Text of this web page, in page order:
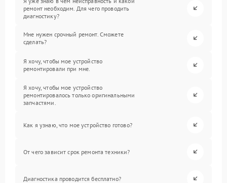
ремонт необходим. Для чего проводить
диагностику?
Мне нужен срочный ремонт. Сможете
сделать?
Я хочу, чтобы мое устройство
ремонтировали при мне.
Я хочу, чтобы мое устройство
ремонтировалось только оригинальными
запчастями.
Как я узнаю, что мое устройство готово?
От чего зависит срок ремонта техники?
Диагностика проводится бесплатно?